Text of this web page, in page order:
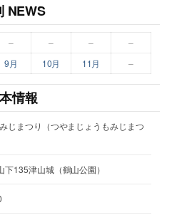
NEWS
– – –
–
9月 10月 11月 –
情報
じまつり（つやまじょうもみじまつ
下135津山城（鶴山公園）